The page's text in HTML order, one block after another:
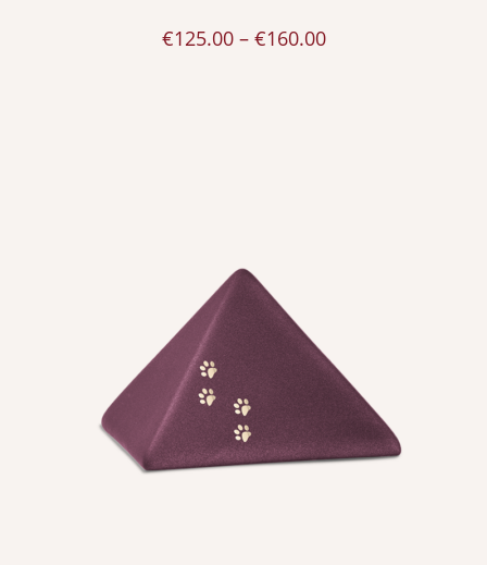
€125.00 – €160.00